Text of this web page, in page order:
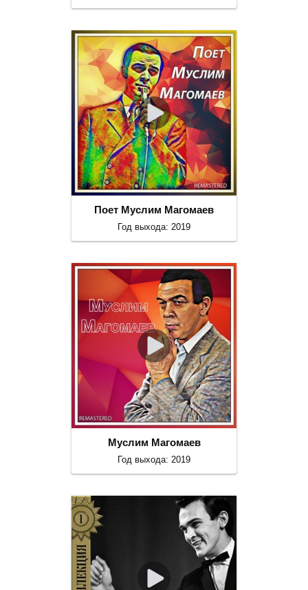
Поет Муслим Магомаев
Год выхода: 2019
Муслим Магомаев
Год выхода: 2019